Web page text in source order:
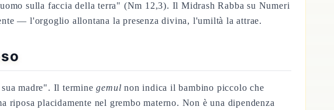
sulla faccia della terra" (Nm 12,3). Il Midrash Rabba su Numeri
— l'orgoglio allontana la presenza divina, l'umiltà la attrae.
madre". Il terminegemul non indica il bambino piccolo che
placidamente nel grembo materno. Non è una dipendenza